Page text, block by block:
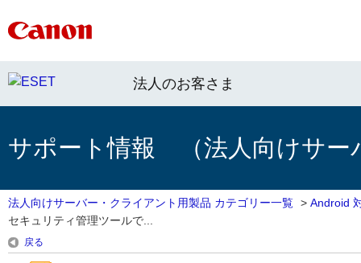
法人のお客さま
サポート情報 （法人向けサー
法人向けサーバー・クライアント用製品 カテゴリー一覧 > Android
セキュリティ管理ツールで...
戻る